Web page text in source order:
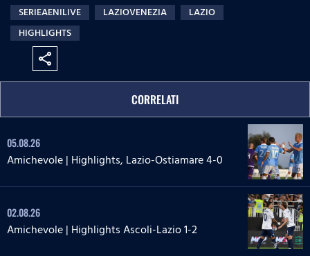
SERIEAENILIVE LAZIOVENEZIA
LAZIO
HIGHLIGHTS
share
CORRELATI
05.08.26
Amichevole | Highlights, Lazio-Ostiamare 4-0
02.08.26
Amichevole | Highlights Ascoli-Lazio 1-2